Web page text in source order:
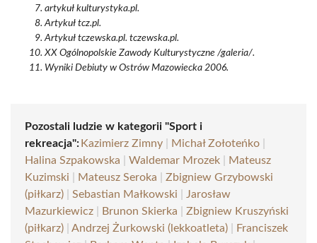
artykuł kulturystyka.pl.
Artykuł tcz.pl.
Artykuł tczewska.pl. tczewska.pl.
XX Ogólnopolskie Zawody Kulturystyczne /galeria/.
Wyniki Debiuty w Ostrów Mazowiecka 2006.
Pozostali ludzie w kategorii "Sport i
rekreacja": Kazimierz Zimny Michał Zołoteńko
Halina Szpakowska
Waldemar Mrozek
Mateusz
Kuzimski
Mateusz Seroka
Zbigniew Grzybowski
(piłkarz)
Sebastian Małkowski
Jarosław
Mazurkiewicz
Brunon Skierka
Zbigniew Kruszyński
(piłkarz)
Andrzej Żurkowski (lekkoatleta)
Franciszek